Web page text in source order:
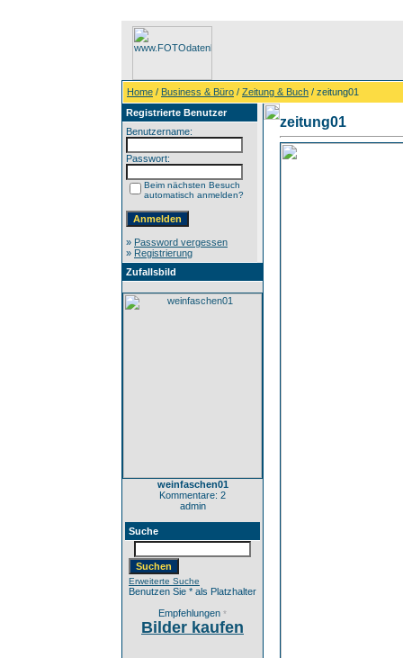
Home / Business & Büro / Zeitung & Buch / zeitung01
Registrierte Benutzer
Benutzername:
Passwort:
Beim nächsten Besuch
automatisch anmelden?
» Password vergessen
» Registrierung
Zufallsbild
weinfaschen01
Kommentare: 2
admin
Suche
Erweiterte Suche
Benutzen Sie * als Platzhalter
Empfehlungen *
Bilder kaufen
zeitung01